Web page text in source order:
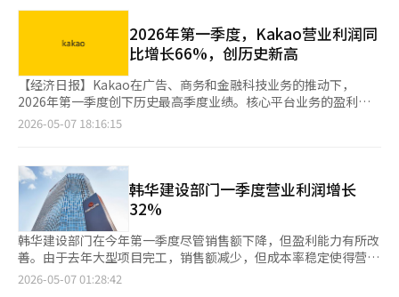
独家内容和WBC的成功推动了Tving广告销售同比增长35.3%。
OTT的增长支撑了平台部门的外形。音乐部门的销售额为1670亿
韩元，营业亏损58亿韩元。由于《Show Me The Money 12》的
成功，Mnet的销售额增加，Mnet Plus的销售额同比增长
263.1%。然而，艺术家活动和内容投资的负担限制了盈利能力的
改善。电商部门的销售额为3785亿韩元，增长4.5%，营业利润为
239亿韩元，下降7.6%。内容电商的扩展和粉丝IP的加强以及移动
直播电商的增长推动了销售额的增加，但内容制作和AI优化等移动
务结构正处于转型阶段。传统的电视广告依赖度降低，而OTT、海
外分销、粉丝平台和电商IP的销售比重增加。虽然外形增长得到确
认，但盈利能力的恢复仍是一个挑战。特别是Tving的增长和广告
销售的扩大能否减少媒体平台的亏损是关键。从第二季度开始，各
部门的盈利能力改善策略将全面展开。CJ ENM计划加强本地平台
合作伙伴关系，建立海外联合制作基础，增强以Anchor IP为中心
的广告竞争力，扩大全球艺术家活动和电商IP宇宙。电影和电视剧
部门将加强在美洲、欧洲和亚洲的销售，并扩大在印度和中东等新
率将改善近2个百分点。”Kakao去年底出售了Kakao Healthcare
的股份，今年也在推进Kakao Games的重组。Kakao Games已被
列为待售资产，相关损益被归类为终止经营损益。Kakao将不再是
最大股东，但将保留少数股权，以分享未来业务增长带来的价值提
升。此次重组不仅是简单的子公司出售，更是以核心业务为中心的
体质改善。Kakao计划剥离盈利贡献较低或亏损负担较大的业务，
使核心业务的利润增长更清晰地反映在合并业绩中。治理结构的简
化也在同步进行。Kakao的合并子公司数量已减少至93家，Kakao
委员会的企业合并审查，合并子公司数量可能进一步减少。Kakao
缩减规模的背景是复杂的子公司结构和降低的盈利能力所带来的市
场压力。Kakao曾通过积极扩展业务，涉足平台、金融、内容、出
行、游戏、医疗等多个领域。然而，部分业务的亏损和重复投资增
加，使得恢复核心业务竞争力和提高成本效率成为当务之急。第一
季度业绩开始反映这些重组效果。Kakao第一季度合并收入为
1.9421万亿韩元，营业利润为2114亿韩元。收入同比增长11%，
营业利润增长66%，均创下历史同期最高。以Talk Biz为中心的平
2026年第一季度，Kakao营业利润同
比增长66%，创历史新高
【经济日报】Kakao在广告、商务和金融科技业务的推动下，
2026年第一季度创下历史最高季度业绩。核心平台业务的盈利能
力有所改善，人工智能（AI）业务重组的效果显现，营业利润大幅
亿韩元。收入同比增长11%，营业利润同比增长66%，均创下历
史新高。此次业绩由广告、商务、移动和支付等平台业务的全面增
长推动。特别是高盈利的TalkBiz业务扩展和成本效率策略对营业
利润的改善产生了影响。平台部门收入同比增长16%，达到
1.1827万亿韩元。TalkBiz收入为6086亿韩元，同比增长9%。金
融广告客户需求增加和消息产品多样化推动了广告收入的增长。
TalkBiz广告收入同比增长16%，达到3384亿韩元。商务消息收入
因发送量增加和广告使用范围扩大而增长27%。展示广告收入同比
2026-05-07 18:16:15
韩华建设部门一季度营业利润增长
32%
韩华建设部门在今年第一季度尽管销售额下降，但盈利能力有所改
善。由于去年大型项目完工，销售额减少，但成本率稳定使得营业
利润增加。根据6日建筑行业的消息，韩华建设部门今年第一季度
2026-05-07 01:28:42